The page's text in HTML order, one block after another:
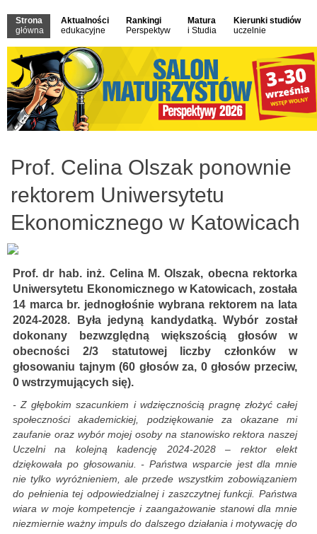
Strona
główna
Aktualności
edukacyjne
Rankingi
Perspektyw
Matura
i Studia
Kierunki studiów
uczelnie
Prof. Celina Olszak ponownie
rektorem Uniwersytetu
Ekonomicznego w Katowicach
Prof. dr hab. inż. Celina M. Olszak, obecna rektorka
Uniwersytetu Ekonomicznego w Katowicach, została
14 marca br. jednogłośnie wybrana rektorem na lata
2024-2028. Była jedyną kandydatką. Wybór został
dokonany bezwzględną większością głosów w
obecności 2/3 statutowej liczby członków w
głosowaniu tajnym (60 głosów za, 0 głosów przeciw,
0 wstrzymujących się).
- Z głębokim szacunkiem i wdzięcznością pragnę złożyć całej
społeczności akademickiej, podziękowanie za okazane mi
zaufanie oraz wybór mojej osoby na stanowisko rektora naszej
Uczelni na kolejną kadencję 2024-2028 – rektor elekt
dziękowała po głosowaniu. - Państwa wsparcie jest dla mnie
nie tylko wyróżnieniem, ale przede wszystkim zobowiązaniem
do pełnienia tej odpowiedzialnej i zaszczytnej funkcji. Państwa
wiara w moje kompetencje i zaangażowanie stanowi dla mnie
niezmiernie ważny impuls do dalszego działania i motywację do